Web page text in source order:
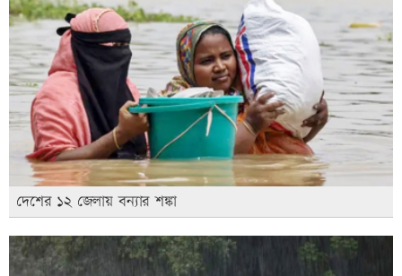
দেশের ১২ জেলায় বন্যার শঙ্কা